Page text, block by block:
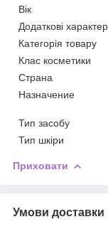
Вік
Додаткові
Категорія товару
Клас косметики
Страна
Назначение
Тип засобу
Тип шкіри
Приховати
Умови доставки